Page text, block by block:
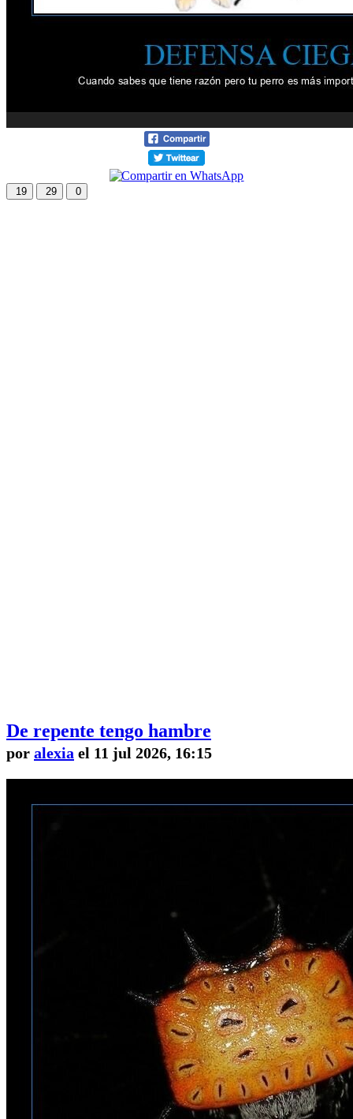
19 29 0
De repente tengo hambre
por alexia el 11 jul 2026, 16:15